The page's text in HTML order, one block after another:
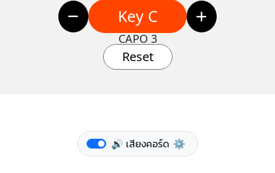
Key C
CAPO 3
Reset
🔊 เสียงคอร์ด ⚙️